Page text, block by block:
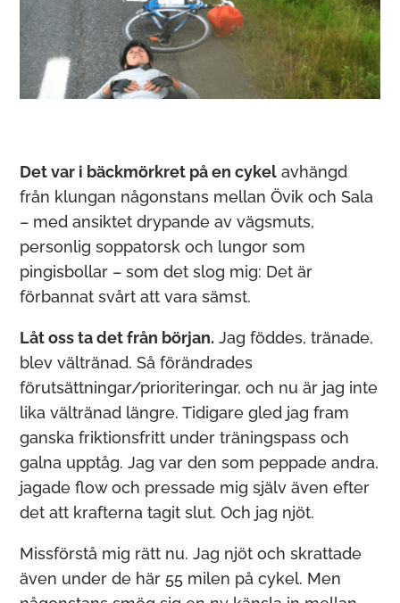
Det var i bäckmörkret på en cykel avhängd
från klungan någonstans mellan Övik och Sala
– med ansiktet drypande av vägsmuts,
personlig soppatorsk och lungor som
pingisbollar – som det slog mig: Det är
förbannat svårt att vara sämst.
Låt oss ta det från början. Jag föddes, tränade,
blev vältränad. Så förändrades
förutsättningar/prioriteringar, och nu är jag inte
lika vältränad längre. Tidigare gled jag fram
ganska friktionsfritt under träningspass och
galna upptåg. Jag var den som peppade andra,
jagade flow och pressade mig själv även efter
det att krafterna tagit slut. Och jag njöt.
Missförstå mig rätt nu. Jag njöt och skrattade
även under de här 55 milen på cykel. Men